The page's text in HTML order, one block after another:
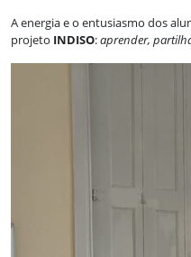
A energia e o entusiasmo dos
projeto INDISO:aprender,